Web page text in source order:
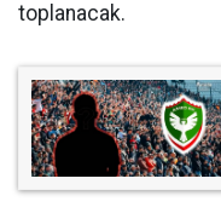
toplanacak.